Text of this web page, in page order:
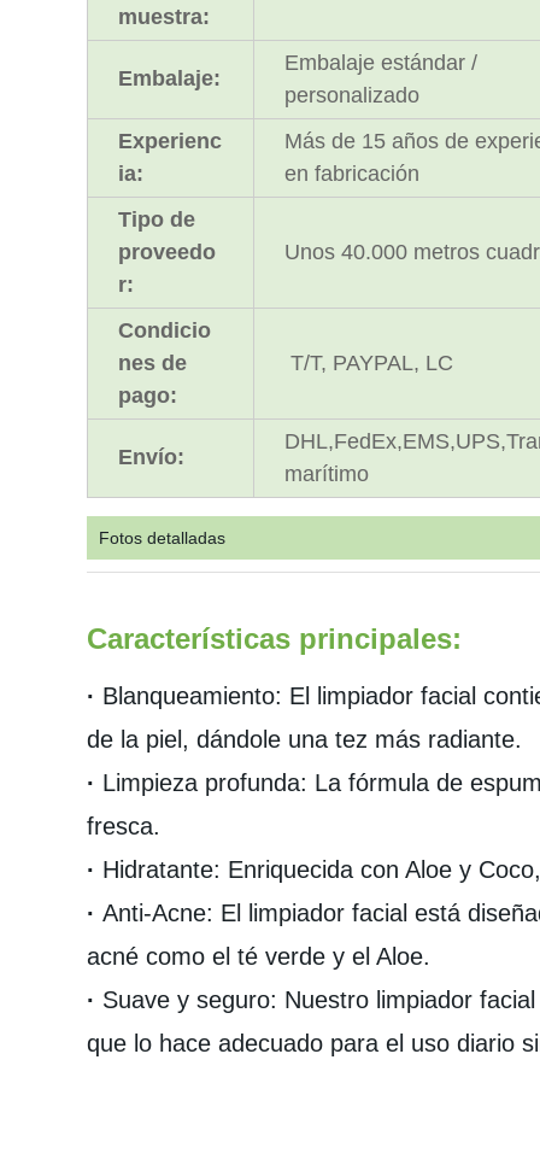
muestra:
Embalaje:
Embalaje estándar /
personalizado
Experienc
ia:
Más de 15 años de
en fabricación
Tipo de
proveedo
r:
Unos 40.000 metros
Condicio
nes de
pago:
T/T, PAYPAL, LC
Envío:
marítimo
Fotos detalladas
Características principales:
· Blanqueamiento: El limpiador facial
de la piel, dándole una tez más radiante.
· Limpieza profunda: La fórmula de
fresca.
· Hidratante: Enriquecida con Aloe y
· Anti-Acne: El limpiador facial está
acné como el té verde y el Aloe.
· Suave y seguro: Nuestro limpiador
que lo hace adecuado para el uso diario